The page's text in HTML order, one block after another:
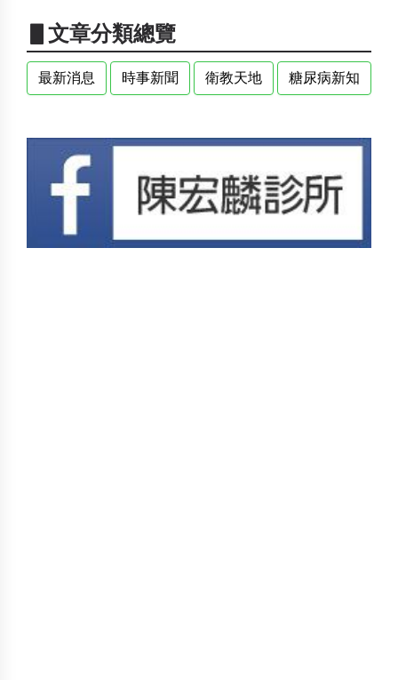
▋文章分類總覽
最新消息 時事新聞 衛教天地 糖尿病新知